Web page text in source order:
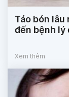
Táo bón
đến bệnh lý
Xem thêm